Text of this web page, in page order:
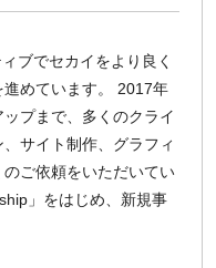
ブでセカイをより良く
めています。 2017年
プまで、多くのクライ
サイト制作、グラフィ
ご依頼をいただいてい
」をはじめ、新規事